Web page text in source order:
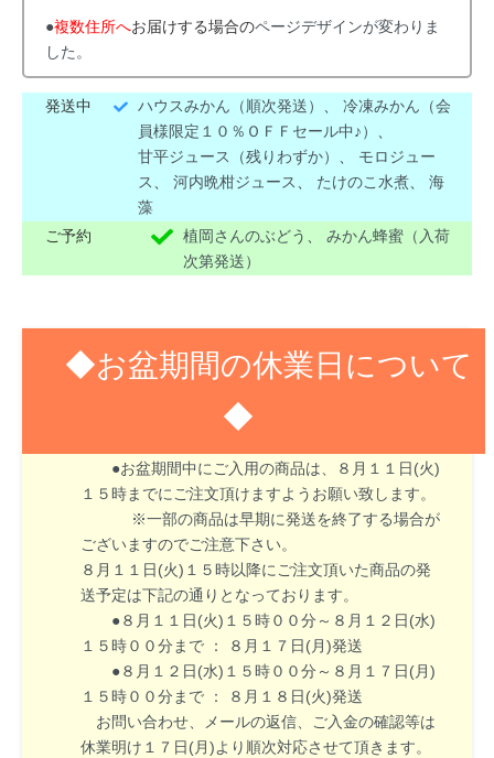
●複数住所へお届けする場合のページデザインが変わりま
した。
発送中 ハウスみかん（順次発送） 、冷凍みかん（会
員様限定１０％ＯＦＦセール中♪）
甘平ジュース（残りわずか）
モロジュー
ス
、河内晩柑ジュース たけのこ水煮 、海
藻
ご予約
植岡さんのぶどう 、みかん蜂蜜（入荷
次第発送）
◆お盆期間の休業日について
◆
８月１３日(木)～１６日(日)はお盆期間のため休業
●お盆期間中にご入用の商品は、８月１１日(火)
１５時までにご注文頂けますようお願い致します。
※一部の商品は早期に発送を終了する場合が
ございますのでご注意下さい。
８月１１日(火)１５時以降にご注文頂いた商品の発
送予定は下記の通りとなっております。
●８月１１日(火)１５時００分～８月１２日(水)
１５時００分まで ： ８月１７日(月)発送
●８月１２日(水)１５時００分～８月１７日(月)
１５時００分まで ： ８月１８日(火)発送
お問い合わせ、メールの返信、ご入金の確認等は
休業明け１７日(月)より順次対応させて頂きます。